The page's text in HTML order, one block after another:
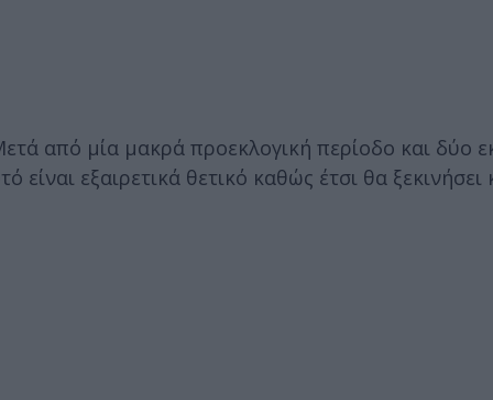
από μία μακρά προεκλογική περίοδο και δύο
εξαιρετικά θετικό καθώς έτσι θα ξεκινήσει